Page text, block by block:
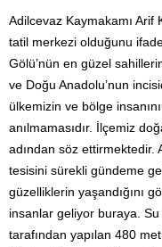
Adilcevaz Kaymakamı
tatil merkezi olduğunu
Gölü’nün en güzel
ve Doğu Anadolu’nun
ülkemizin ve bölge
anılmamasıdır. İlçemiz
adından söz ettirmektedir.
tesisini sürekli gündeme
güzelliklerin yaşandığını
insanlar geliyor buraya.
tarafından yapılan 480